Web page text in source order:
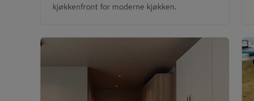
kjøkkenfront for moderne kjøkken.